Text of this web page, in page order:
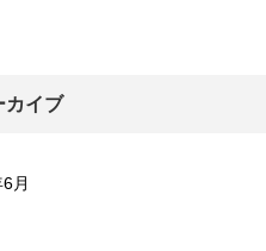
カイブ
月